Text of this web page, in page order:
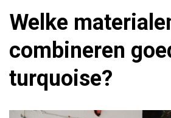
Welke
combineren
turquoise?